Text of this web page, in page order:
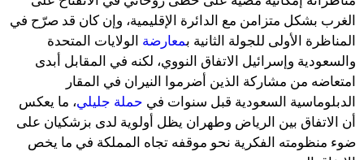
الغرب بشكل متزامن مع الدائرة الإقليمية، وإن كان قد صرّح في
المناظرة الأولى للجولة الثانية بمعارضة الولايات المتحدة
والسعودية وإسرائيل الاتفاق النووي، لكنه في المقابل أبدى
امتعاضه من مشاركة الذين أضرموا النيران في المقار
الدبلوماسية السعودية قبل سنوات في حملة جليلي، ما يعكس
أن الاتفاق بين الرياض وطهران يظل أولوية لدى بزشكيان على
ضوء منظومته الفكرية نحو موقفه تجاه المملكة في ما يخص